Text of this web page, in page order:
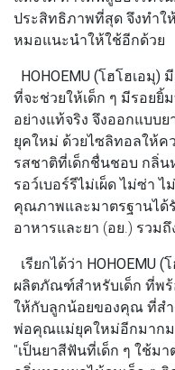
ประสิทธิภาพที่สุด จึงทำ
หมอแนะนำให้ใช้อีกด้วย
HOHOEMU (โฮโฮเอมุ)
ที่จะช่วยให้เด็ก ๆ มีรอย
อย่างแท้จริง จึงออกแบบ
ยุคใหม่ ด้วยไซลิทอลให้
รสชาติที่เด็กชื่นชอบ กลิ่น
รอว์เบอร์รีไม่เผ็ด ไม่ซ่า
คุณภาพและมาตรฐานได้
อาหารและยา (อย.) รวม
เรียกได้ว่า HOHOEMU (
ผลิตภัณฑ์สำหรับเด็ก ที่พ
ให้กับลูกน้อยของคุณ ที่ส
พ่อคุณแม่ยุคใหม่อีกมากม
"เป็นยาสีฟันที่เด็ก ๆ ใช้